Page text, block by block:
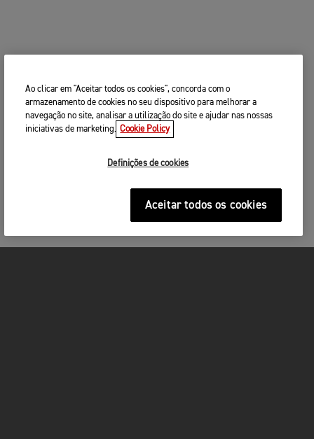
Ao clicar em "Aceitar todos os cookies", concorda com o
armazenamento de cookies no seu dispositivo para melhorar a
navegação no site, analisar a utilização do site e ajudar nas nossas
iniciativas de marketing. Cookie Policy
Definições de cookies
Aceitar todos os cookies